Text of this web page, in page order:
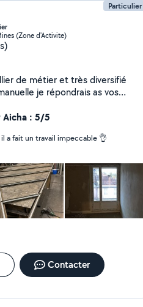
Particulier
(Zone d'Activite)
de métier et très diversifié
je répondrais as vos
Aicha : 5/5
a fait un travail impeccable 👌
Contacter